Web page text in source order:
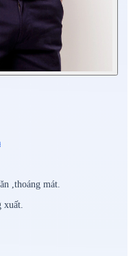
,thoáng mát.
xuất.